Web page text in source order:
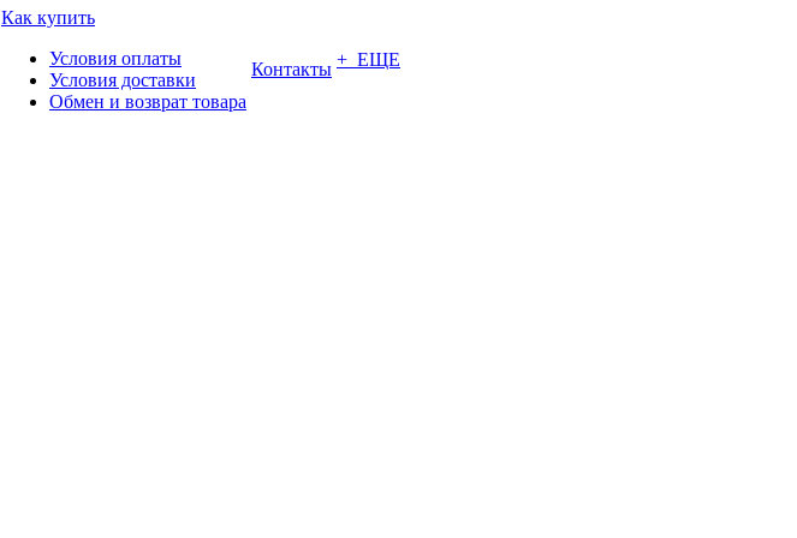
Как купить
Условия оплаты
Условия доставки
Обмен и возврат товара
Контакты + ЕЩЕ